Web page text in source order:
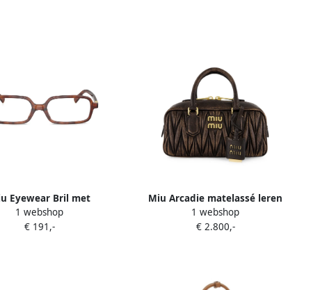
Eyewear Bril met
montuur en
design Bruin
1 webshop
€ 191,-
Miu Arcadie matelassé leren
crossbodytas Bruin
1 webshop
€ 2.800,-